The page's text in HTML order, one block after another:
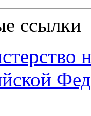
ссылки